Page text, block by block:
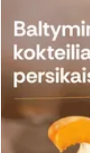
mitybos principų.
kaina, tiek bendra
nuo sudėties, gamintojo
Augaliniai baltymų
Pastaraisiais metais
populiarėja dėl
dėmesio sudėčiai. Vis
produktus ne tik dėl
geresnio virškinimo ar
šaltiniai
pagamintiems